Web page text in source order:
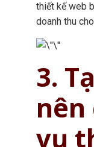
thiết kế web
doanh thu
3.
nên
vụ